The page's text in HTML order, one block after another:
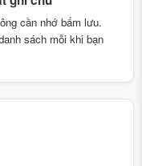
cần nhớ bấm lưu.
sách mỗi khi bạn